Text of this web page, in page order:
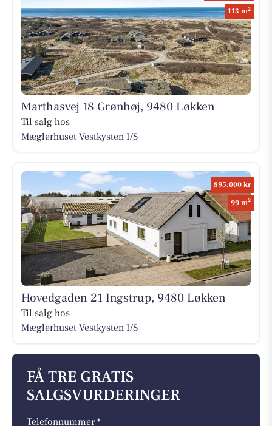
113 m2
Marthasvej 18 Grønhøj, 9480 Løkken
Til salg hos
Mæglerhuset Vestkysten I/S
895.000 kr
99 m2
Hovedgaden 21 Ingstrup, 9480 Løkken
Til salg hos
Mæglerhuset Vestkysten I/S
FÅ TRE GRATIS
SALGSVURDERINGER
Telefonnummer *